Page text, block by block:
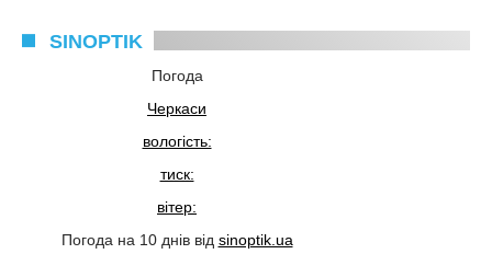
SINOPTIK
Погода
Черкаси
вологість:
тиск:
вітер:
Погода на 10 днів від sinoptik.ua